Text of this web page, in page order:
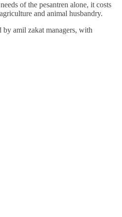
of the pesantren alone, it costs
and animal husbandry.
amil zakat managers, with